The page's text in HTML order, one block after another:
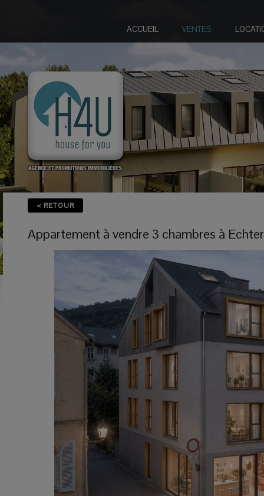
ACCUEIL VENTES
< RETOUR
Appartement à vendre 3 chambres à